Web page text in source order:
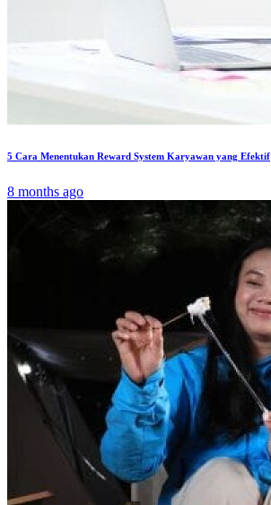
5 Cara Menentukan Reward System Karyawan yang Efektif
8 months ago